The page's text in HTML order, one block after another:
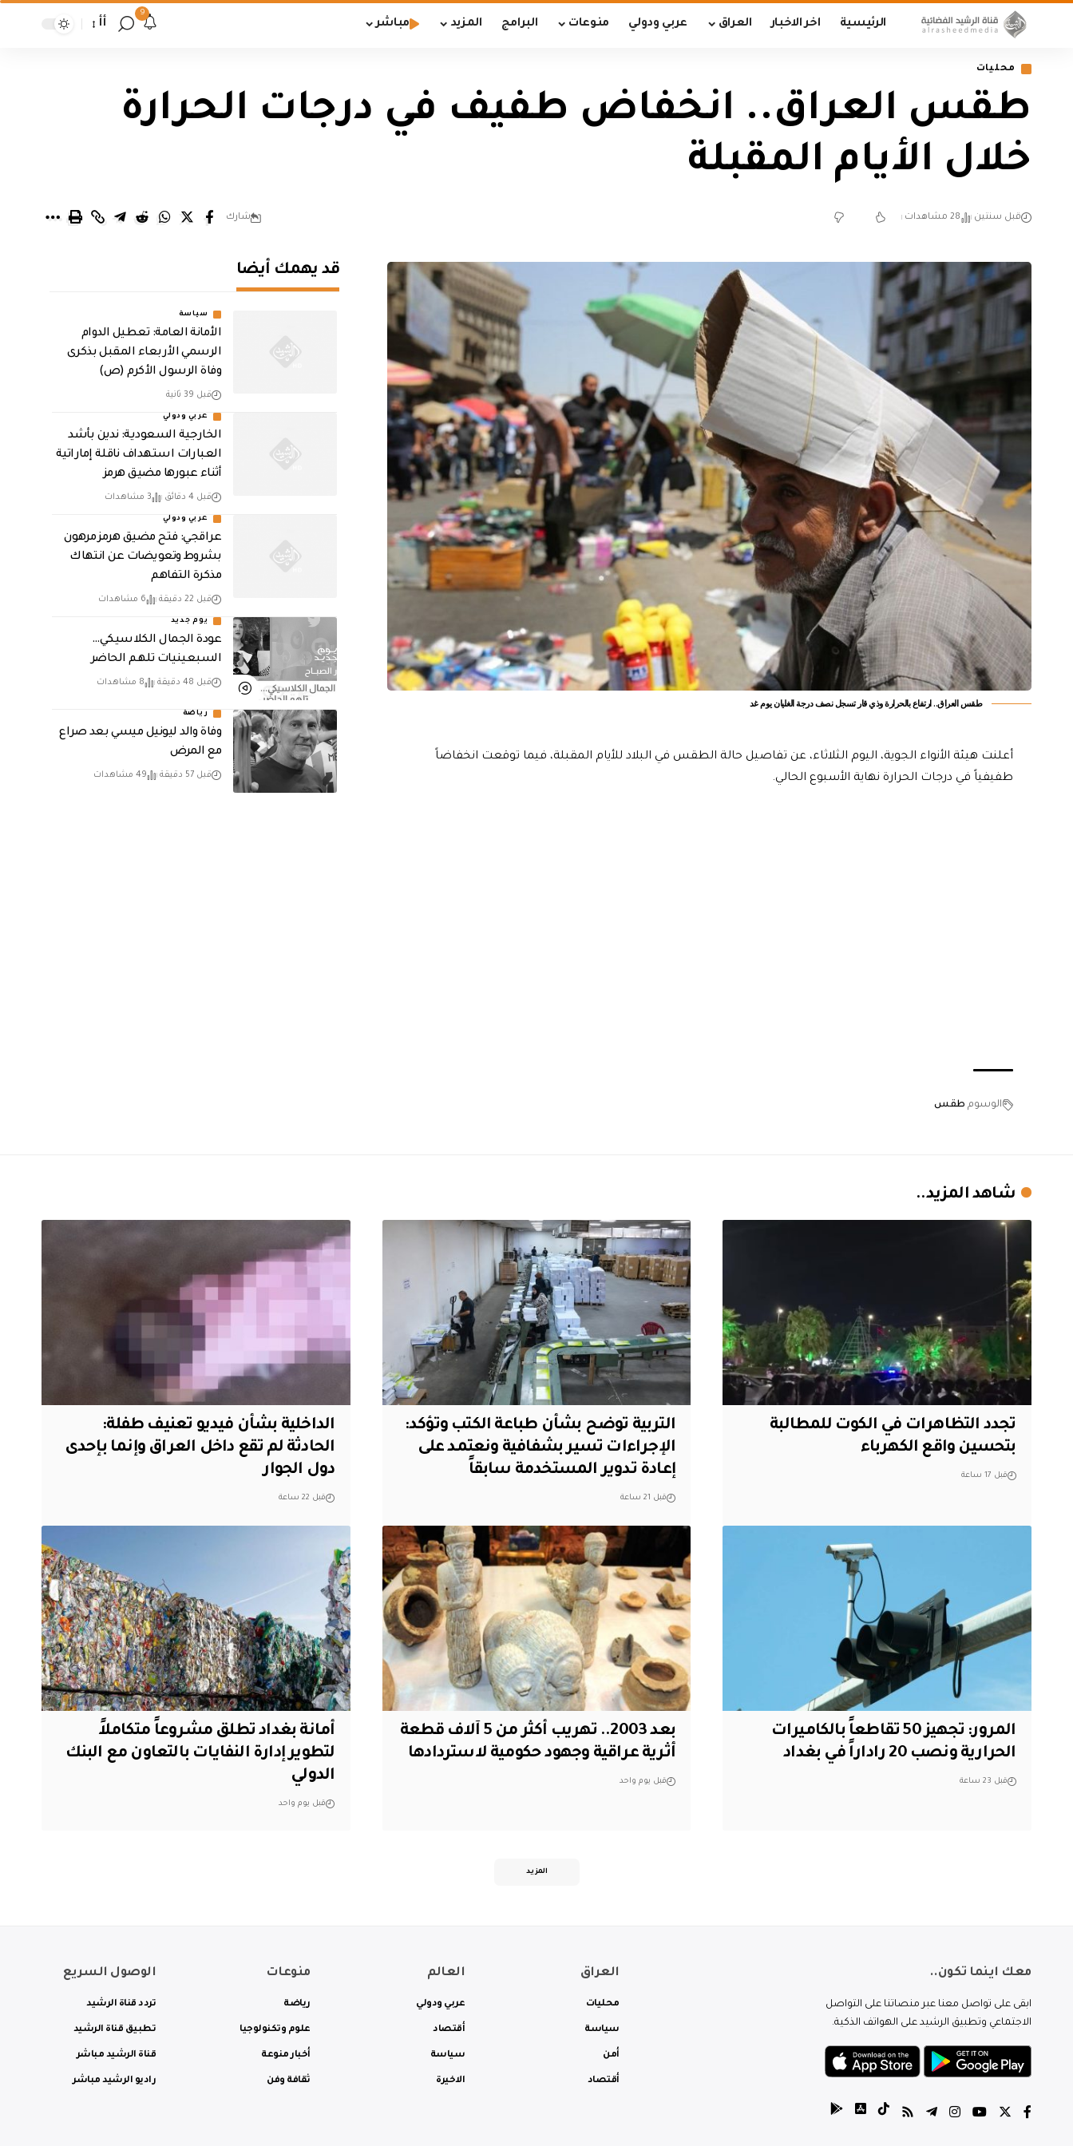
الرئيسية اخر الاخبار العراق عربي ودولي منوعات البرامج المزيد مباشر
9
أأ
محليات
‏طقس العراق.. انخفاض طفيف في درجات الحرارة
خلال الأيام المقبلة
قبل سنتين 28 مشاهدات شارك
طقس العراق.. ارتفاع بالحرارة وذي قار تسجل نصف درجة الغليان يوم غد
أعلنت هيئة الأنواء الجوية، اليوم الثلاثاء، عن تفاصيل حالة الطقس في البلاد للأيام المقبلة، فيما توقعت انخفاضاً
طفيفياً في درجات الحرارة نهاية الأسبوع الحالي.
الوسوم طقس
قد يهمك أيضا
سياسة
الأمانة العامة: تعطيل الدوام
الرسمي الأربعاء المقبل بذكرى
وفاة الرسول الأكرم (ص)
قبل 39 ثانية
عربي ودولي
‏الخارجية السعودية: ندين بأشد
العبارات استهداف ناقلة إماراتية
أثناء عبورها مضيق هرمز
قبل 4 دقائق 3 مشاهدات
عربي ودولي
عراقجي: فتح مضيق هرمز مرهون
بشروط وتعويضات عن انتهاك
مذكرة التفاهم
قبل 22 دقيقة 6 مشاهدات
يوم جديد
عودة الجمال الكلاسيكي…
السبعينيات تلهم الحاضر
قبل 48 دقيقة 8 مشاهدات
رياضة
وفاة والد ليونيل ميسي بعد صراع
مع المرض
قبل 57 دقيقة 49 مشاهدات
شاهد المزيد..
تجدد التظاهرات في الكوت للمطالبة
بتحسين واقع الكهرباء
قبل 17 ساعة
التربية توضح بشأن طباعة الكتب وتؤكد:
الإجراءات تسير بشفافية ونعتمد على
إعادة تدوير المستخدمة سابقاً
قبل 21 ساعة
الداخلية بشأن فيديو تعنيف طفلة:
الحادثة لم تقع داخل العراق وإنما بإحدى
دول الجوار
قبل 22 ساعة
المرور: تجهيز 50 تقاطعاً بالكاميرات
الحرارية ونصب 20 راداراً في بغداد
قبل 23 ساعة
بعد 2003.. تهريب أكثر من 5 آلاف قطعة
أثرية عراقية وجهود حكومية لاستردادها
قبل يوم واحد
أمانة بغداد تطلق مشروعاً متكاملاً
لتطوير إدارة النفايات بالتعاون مع البنك
الدولي
قبل يوم واحد
المزيد
معك اينما تكون..
ابقى على تواصل معنا عبر منصاتنا على التواصل
الاجتماعي وتطبيق الرشيد على الهواتف الذكية.
العراق
محليات
سياسة
أمن
أقتصاد
العالم
عربي ودولي
أقتصاد
سياسة
الاخيرة
منوعات
رياضة
علوم وتكنولوجيا
أخبار منوعة
ثقافة وفن
الوصول السريع
تردد قناة الرشيد
تطبيق قناة الرشيد
قناة الرشيد مباشر
راديو الرشيد مباشر